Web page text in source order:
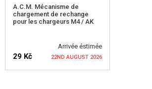
SERVICE ET MAINTENANCE D'RÉPLIQUE
AUTO DÉFENSE, FORMATION, COUTEAUX
CIBLES, CHAMP DE TIR
OUTDOOR, BUSHCRAFT
A.C.M. Mécanisme de
chargement de rechange
pour les chargeurs M4 / AK
Arrivée éstimée
29 Kč 22ND AUGUST 2026